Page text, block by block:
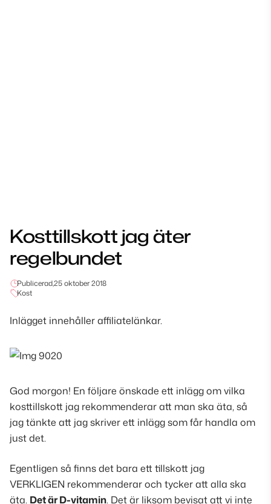
Kosttillskott jag äter
regelbundet
Publicerad,25 oktober 2018
Kost
Inlägget innehåller affiliatelänkar.
God morgon! En följare önskade ett inlägg om vilka
kosttillskott jag rekommenderar att man ska äta, så
jag tänkte att jag skriver ett inlägg som får handla om
just det.
Egentligen så finns det bara ett tillskott jag
VERKLIGEN rekommenderar och tycker att alla ska
äta. Det är D-vitamin. Det är liksom bevisat att vi inte